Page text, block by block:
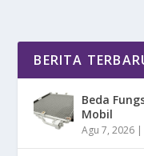
BERITA
Beda
Mobil
Agu 7, 2026 |